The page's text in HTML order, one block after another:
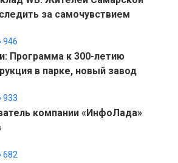
за самочувствием
946
Программа к 300-летию
в парке, новый завод
933
компании «ИнфоЛада»
682